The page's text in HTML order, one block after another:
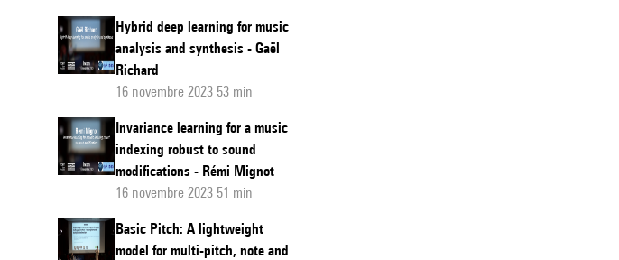
Hybrid deep learning for music
analysis and synthesis - Gaël
Richard
16 novembre 2023 53 min
Invariance learning for a music
indexing robust to sound
modifications - Rémi Mignot
16 novembre 2023 51 min
Basic Pitch: A lightweight
model for multi-pitch, note and